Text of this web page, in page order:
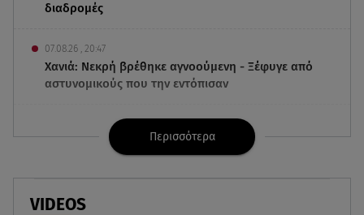
διαδρομές
07.08.26 , 20:47
Χανιά: Νεκρή βρέθηκε αγνοούμενη - Ξέφυγε από
αστυνομικούς που την εντόπισαν
Μυστράς: Κρίσιμος για το κατηγορητήριο ο
χρόνος θανάτου του 90χρονου
07.08.26 , 20:13
Περισσότερα
VIDEOS